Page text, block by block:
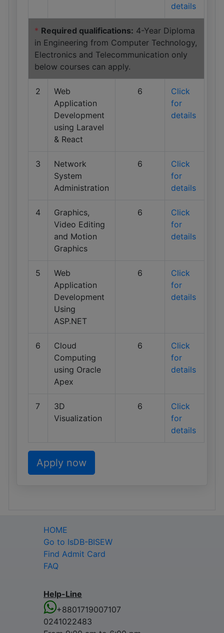
details
* Required qualifications: 4-Year Diploma
in Engineering from Computer Technology,
Electronics and Telecommunication only
below courses can apply.
2
Web
Application
Development
using Laravel
& React
6
Click
for
details
3
Network
System
Administration
6
Click
for
details
4
Graphics,
Video Editing
and Motion
Graphics
6
Click
for
details
5
Web
Application
Development
Using
ASP.NET
6
Click
for
details
6
Cloud
Computing
using Oracle
Apex
6
Click
for
details
7
3D
Visualization
6
Click
for
details
Apply now
HOME
Go to IsDB-BISEW
Find Admit Card
FAQ
Help-Line
+8801719007107
0241022483